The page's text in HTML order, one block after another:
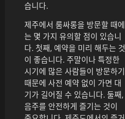
습니다.
제주에서 룸싸롱을 방문할 때에
는 몇 가지 유의할 점이 있습니
다. 첫째, 예약을 미리 해두는 것
이 좋습니다. 주말이나 특정한
시기에 많은 사람들이 방문하기
때문에 사전 예약 없이 가면 대
기가 길어질 수 있습니다. 둘째,
음주를 안전하게 즐기는 것이